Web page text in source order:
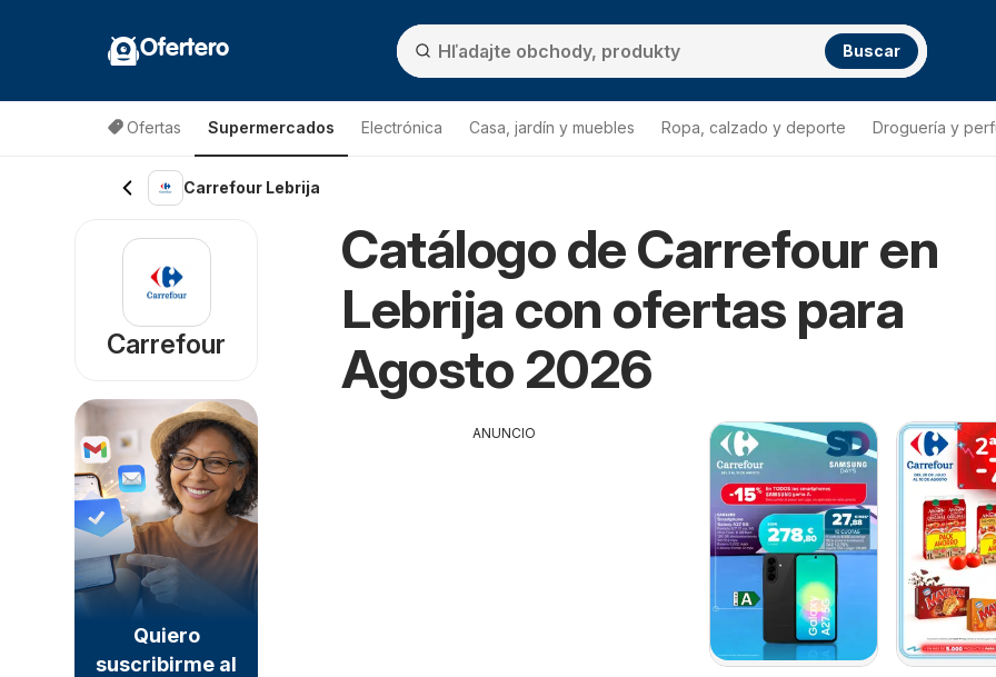
Ofertero Buscar
Ofertas Supermercados Electrónica Casa, jardín y muebles Ropa, calzado y deporte Droguería y
Carrefour Lebrija
Catálogo de Carrefour en
Lebrija con ofertas para
Agosto 2026
ANUNCIO
Carrefour
Quiero
suscribirme al